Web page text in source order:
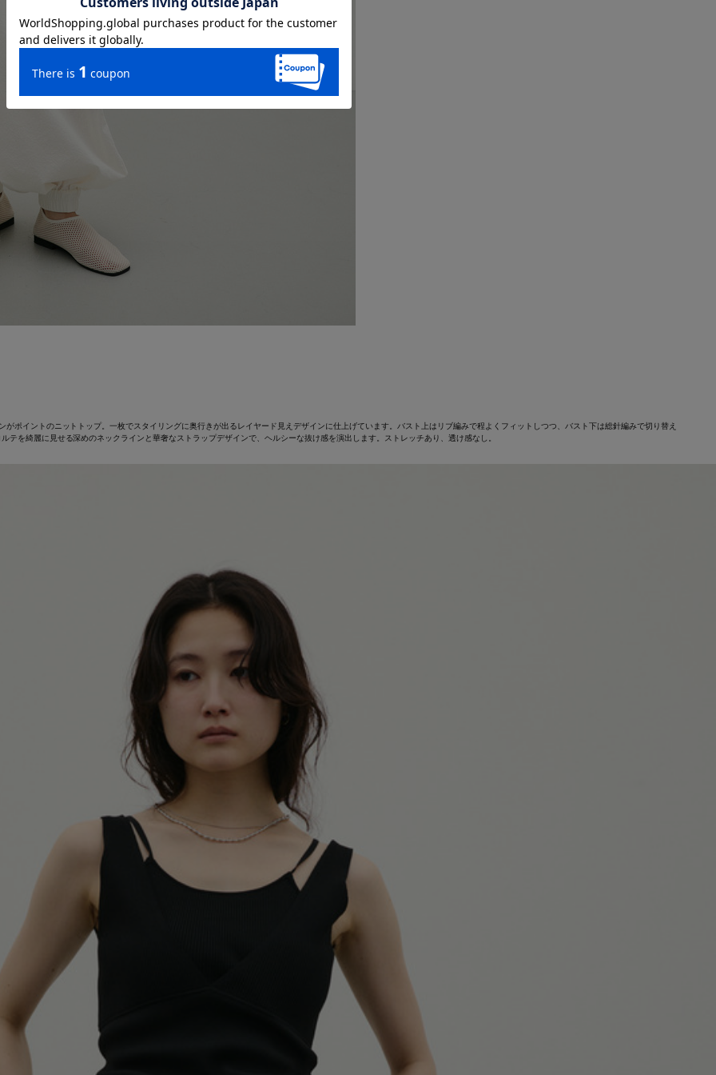
ポイントのニットトップ。一枚でスタイリングに奥行きが出るレイヤード見えデザインに仕上げています。バスト上はリブ編みで程よくフィットしつつ、バスト下は総針編みで切り替え
を綺麗に見せる深めのネックラインと華奢なストラップデザインで、ヘルシーな抜け感を演出します。ストレッチあり、透け感なし。